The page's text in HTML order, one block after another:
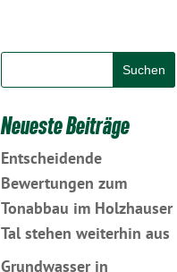
Neueste Beiträge
Entscheidende
Bewertungen zum
Tonabbau im Holzhauser
Tal stehen weiterhin aus
Grundwasser in